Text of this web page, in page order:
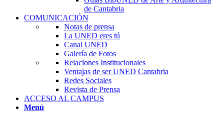
de Cantabria
COMUNICACIÓN
Notas de prensa
La UNED eres tú
Canal UNED
Galería de Fotos
Relaciones Institucionales
Ventajas de ser UNED Cantabria
Redes Sociales
Revista de Prensa
ACCESO AL CAMPUS
Menú